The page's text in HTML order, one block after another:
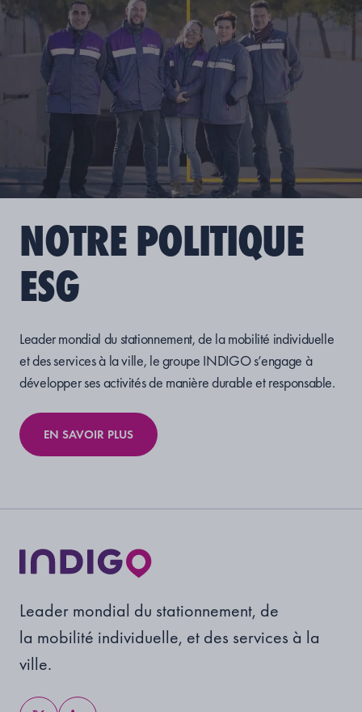
NOTRE POLITIQUE
ESG
Leader mondial du stationnement, de la mobilité individuelle
et des services à la ville, le groupe INDIGO s’engage à
développer ses activités de manière durable et responsable.
EN SAVOIR PLUS
Leader mondial du stationnement, de
la mobilité individuelle, et des services à la
ville.